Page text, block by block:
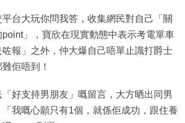
台大玩你問我答，收集網民對自己「關
」，寶欣在現實動態中表示考電單車
報」之外，仲大爆自己唔單止識打爵士
佢唔到！
好支持男朋友」嘅留言，大方晒出同男
我嘅心願只有1個，就係佢成功，跟住養